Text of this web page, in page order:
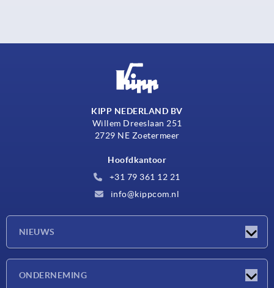
KIPP NEDERLAND BV
Willem Dreeslaan 251
2729 NE Zoetermeer
Hoofdkantoor
+31 79 361 12 21
info@kippcom.nl
NIEUWS
ONDERNEMING